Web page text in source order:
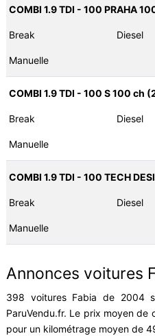
COMBI 1.9 TDI - 100 PRAHA
Break Diesel
Manuelle
COMBI 1.9 TDI - 100 S 100 ch
Break Diesel
Manuelle
COMBI 1.9 TDI - 100 TECH
Break Diesel
Manuelle
Annonces voitures
398 voitures Fabia de 2004
ParuVendu.fr. Le prix moyen de
pour un kilométrage moyen de